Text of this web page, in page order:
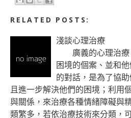
RELATED POSTS:
淺談心理治療
廣義的心理治療
困境的個案、並和
的對話，是為了協
且進一步解決他們的困境；利用
與關係，來治療各種情緒障礙與
類繁多，若依治療技術來分類，